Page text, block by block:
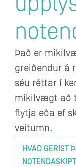
Það er
greiðendur á
séu réttar í
mikilvægt að
flytja eða ef
veitumn.
HVAÐ GERIST